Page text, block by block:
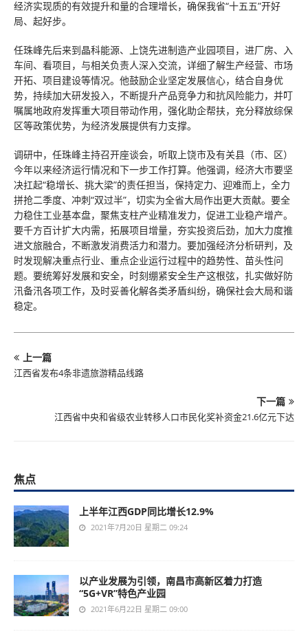
经济实现质的有效提升和量的合理增长，确保我省“十五五”开好
局、起好步。
任珠峰先后来到晶科能源、上饶先进制造产业园项目，进厂房、入
车间、看项目，与相关负责人深入交流，详细了解生产经营、市场
开拓、项目建设等情况。他鼓励企业坚定发展信心，结合自身优
势，持续加大研发投入，不断提升产品竞争力和抗风险能力，并叮
嘱属地政府发挥重大项目带动作用，强化助企帮扶，充分释放综保
区等政策优势，为经济发展提供有力支撑。
调研中，任珠峰主持召开座谈会，听取上饶市及有关县（市、区）
今年以来经济运行情况和下一步工作打算。他强调，经济大市要坚
决扛起“稳增长、挑大梁”的责任担当，保持定力、迎难而上，全力
拼抢二季度、冲刺“双过半”，切实为全省大局作出更大贡献。要全
力稳住工业基本盘，聚焦支柱产业精准发力，促进工业稳产增产。
要千方百计扩大内需，拓展项目增量，夯实投资后劲，加大力度推
进文旅融合，不断激发消费活力和潜力。要加强经济分析研判，及
时发现解决重点行业、重点企业运行过程中的趋势性、苗头性问
题。要统筹好发展和安全，时刻绷紧安全生产这根弦，扎实做好防
汛备汛各项工作，及时妥善化解各类矛盾纠纷，确保社会大局和谐
稳定。
上一篇
江西省发布4条非遗旅游精品线路
下一篇
江西省中央和省级农业转移人口市民化奖补资金21.6亿元下达
焦点
上半年江西GDP同比增长12.9%
2021年7月20日 星期二 09:24
以产业发展为引领，南昌市高新区着力打造
“5G+VR”特色产业园
2021年6月22日 星期二 09:00